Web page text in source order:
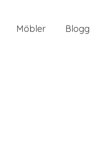
Möbler Blogg